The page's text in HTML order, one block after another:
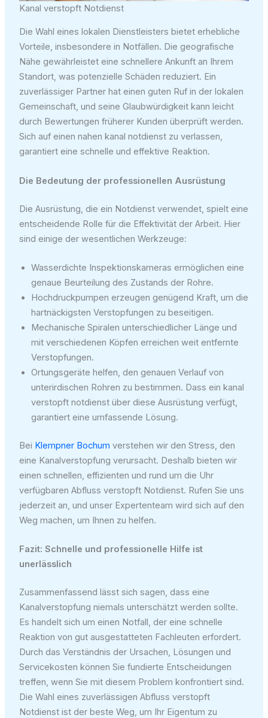
Kanal verstopft Notdienst
Die Wahl eines lokalen Dienstleisters bietet erhebliche
Vorteile, insbesondere in Notfällen. Die geografische
Nähe gewährleistet eine schnellere Ankunft an Ihrem
Standort, was potenzielle Schäden reduziert. Ein
zuverlässiger Partner hat einen guten Ruf in der lokalen
Gemeinschaft, und seine Glaubwürdigkeit kann leicht
durch Bewertungen früherer Kunden überprüft werden.
Sich auf einen nahen kanal notdienst zu verlassen,
garantiert eine schnelle und effektive Reaktion.
Die Bedeutung der professionellen Ausrüstung
Die Ausrüstung, die ein Notdienst verwendet, spielt eine
entscheidende Rolle für die Effektivität der Arbeit. Hier
sind einige der wesentlichen Werkzeuge:
Wasserdichte Inspektionskameras ermöglichen eine
genaue Beurteilung des Zustands der Rohre.
Hochdruckpumpen erzeugen genügend Kraft, um die
hartnäckigsten Verstopfungen zu beseitigen.
Mechanische Spiralen unterschiedlicher Länge und
mit verschiedenen Köpfen erreichen weit entfernte
Verstopfungen.
Ortungsgeräte helfen, den genauen Verlauf von
unterirdischen Rohren zu bestimmen. Dass ein kanal
verstopft notdienst über diese Ausrüstung verfügt,
garantiert eine umfassende Lösung.
Bei Klempner Bochum verstehen wir den Stress, den
eine Kanalverstopfung verursacht. Deshalb bieten wir
einen schnellen, effizienten und rund um die Uhr
verfügbaren Abfluss verstopft Notdienst. Rufen Sie uns
jederzeit an, und unser Expertenteam wird sich auf den
Weg machen, um Ihnen zu helfen.
Fazit: Schnelle und professionelle Hilfe ist
unerlässlich
Zusammenfassend lässt sich sagen, dass eine
Kanalverstopfung niemals unterschätzt werden sollte.
Es handelt sich um einen Notfall, der eine schnelle
Reaktion von gut ausgestatteten Fachleuten erfordert.
Durch das Verständnis der Ursachen, Lösungen und
Servicekosten können Sie fundierte Entscheidungen
treffen, wenn Sie mit diesem Problem konfrontiert sind.
Die Wahl eines zuverlässigen Abfluss verstopft
Notdienst ist der beste Weg, um Ihr Eigentum zu